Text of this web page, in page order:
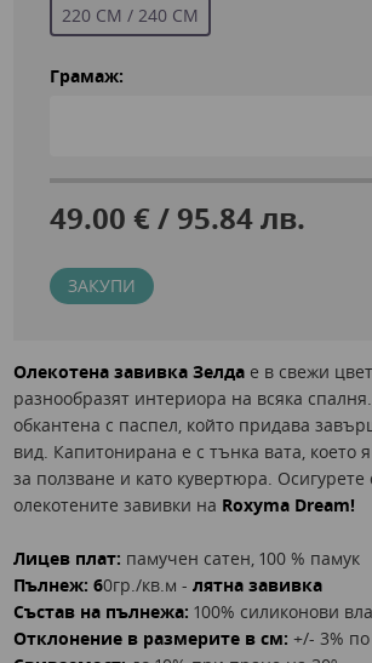
220 СМ / 240 СМ
Грамаж:
49.00 € / 95.84 лв.
ЗАКУПИ
Олекотена завивка Зелда е в свежи
разнообразят интериора на всяка
обкантена с паспел, който придава
вид. Капитонирана е с тънка вата, което
за ползване и като кувертюра. Осигурете
олекотените завивки на Roxyma Dream!
Лицев плат: памучен сатен, 100 % памук
Пълнеж: 60гр./кв.м -лятна завивка
Състав на пълнежа: 100% силиконови
Отклонение в размерите в см: +/- 3%